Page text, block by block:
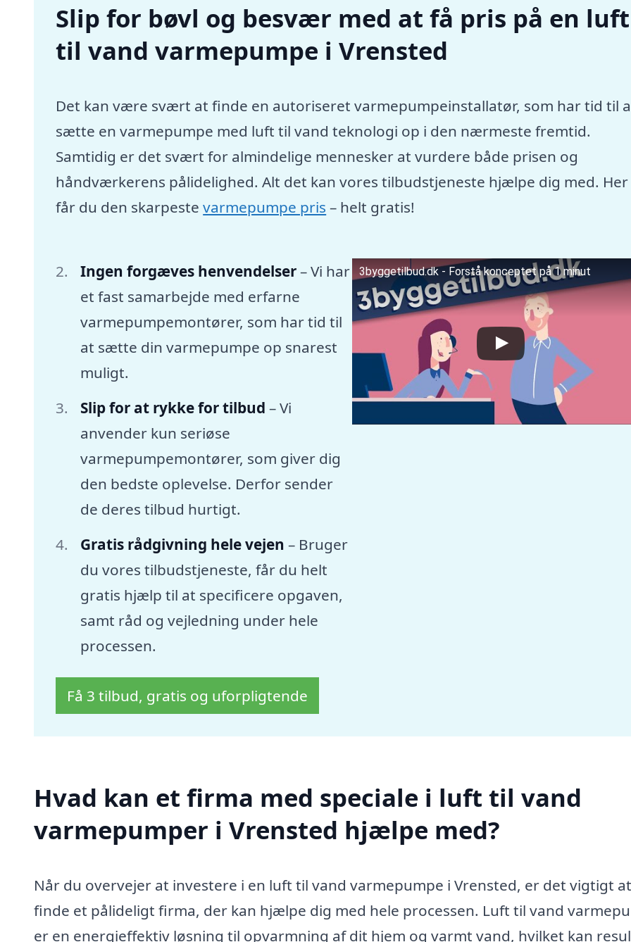
Slip for bøvl og besvær med at få pris på en luft
til vand varmepumpe i Vrensted
Det kan være svært at finde en autoriseret varmepumpeinstallatør, som har tid til
sætte en varmepumpe med luft til vand teknologi op i den nærmeste fremtid.
Samtidig er det svært for almindelige mennesker at vurdere både prisen og
håndværkerens pålidelighed. Alt det kan vores tilbudstjeneste hjælpe dig med. Her
får du den skarpestevarmepumpe pris – helt gratis!
Ingen forgæves henvendelser– Vi har
et fast samarbejde med erfarne
varmepumpemontører, som har tid til
at sætte din varmepumpe op snarest
muligt.
Slip for at rykke for tilbud – Vi
anvender kun seriøse
varmepumpemontører, som giver dig
den bedste oplevelse. Derfor sender
de deres tilbud hurtigt.
Gratis rådgivning hele vejen – Bruger
du vores tilbudstjeneste, får du helt
gratis hjælp til at specificere opgaven,
samt råd og vejledning under hele
processen.
3byggetilbud.dk - Forstå konceptet på 1 minut
Få 3 tilbud, gratis og uforpligtende
Hvad kan et firma med speciale i luft til vand
varmepumper i Vrensted hjælpe med?
Når du overvejer at investere i en luft til vand varmepumpe i Vrensted, er det vigtigt at
finde et pålideligt firma, der kan hjælpe dig med hele processen. Luft til vand
er en energieffektiv løsning til opvarmning af dit hjem og varmt vand, hvilket kan